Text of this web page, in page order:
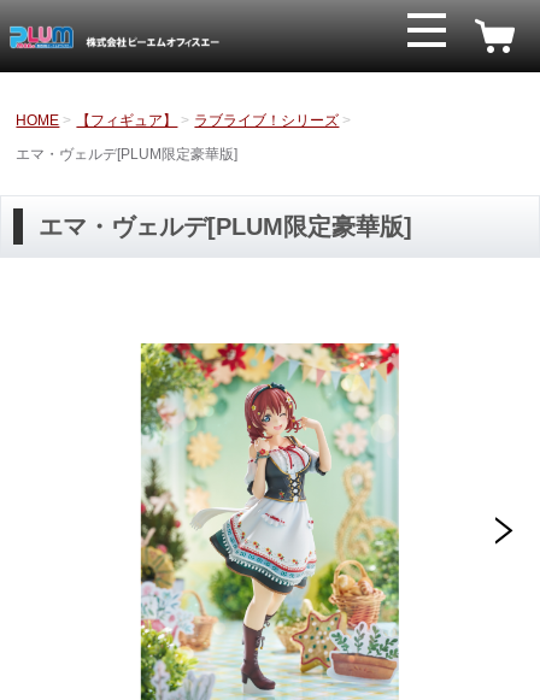
HOME 【フィギュア】
ラブライブ！シリーズ
エマ・ヴェルデ[PLUM限定豪華版]
エマ・ヴェルデ[PLUM限定豪華版]